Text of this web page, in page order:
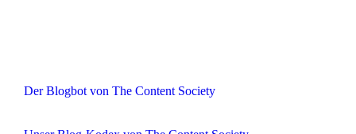
Der Blogbot von The Content Society